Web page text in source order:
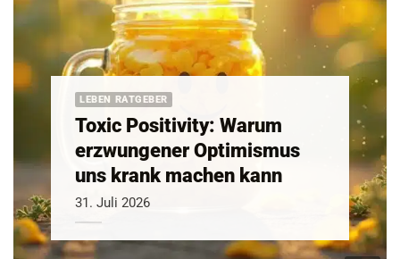
LEBEN RATGEBER
Toxic Positivity: Warum
erzwungener Optimismus
uns krank machen kann
31. Juli 2026